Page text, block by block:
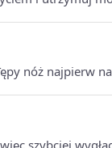
nóż najpierw
szybciej